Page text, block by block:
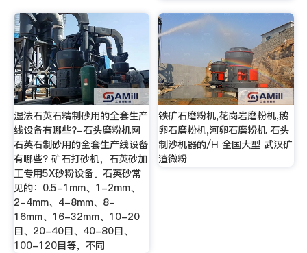
湿法石英石精制砂用的全套生产
线设备有哪些?-石头磨粉机网
石英石制砂用的全套生产线设备
有哪些? 矿石打砂机，石英砂加
工专用5X砂粉设备。石英砂常
见的：0.5-1mm、1-2mm、
2-4mm、4-8mm、8-
16mm、16-32mm、10-20
目、20-40目、40-80目、
100-120目等，不同
铁矿石磨粉机,花岗岩磨粉机,鹅
卵石磨粉机,河卵石磨粉机 石头
制沙机器的/H 全国大型 武汉矿
渣微粉